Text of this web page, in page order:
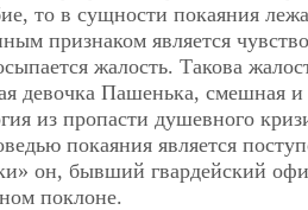
то в сущности покаяния
признаком является
жалость. Такова
девочка Пашенька, смешная
из пропасти душевного
покаяния является
он, бывший гвардейский
поклоне.